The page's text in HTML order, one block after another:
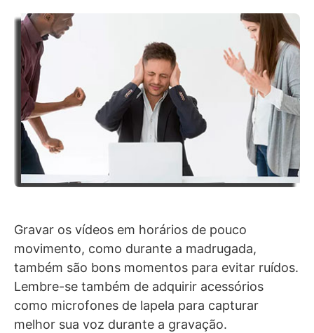
Gravar os vídeos em horários de pouco
movimento, como durante a madrugada,
também são bons momentos para evitar ruídos.
Lembre-se também de adquirir acessórios
como microfones de lapela para capturar
melhor sua voz durante a gravação.